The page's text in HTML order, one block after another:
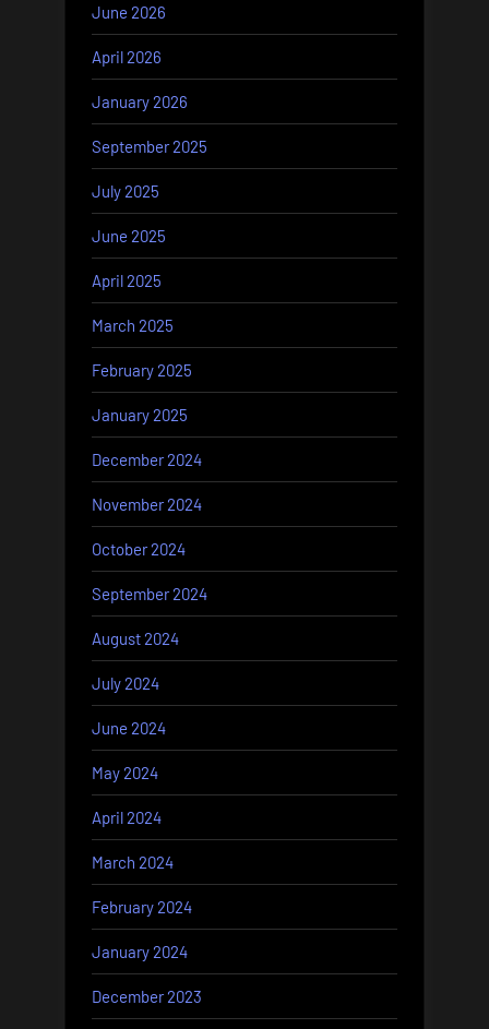
June 2026
April 2026
January 2026
September 2025
July 2025
June 2025
April 2025
March 2025
February 2025
January 2025
December 2024
November 2024
October 2024
September 2024
August 2024
July 2024
June 2024
May 2024
April 2024
March 2024
February 2024
January 2024
December 2023